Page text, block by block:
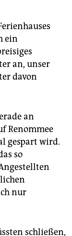
ein
an, unser
davon
an
Renommee
gespart wird.
so
nur
schließen,